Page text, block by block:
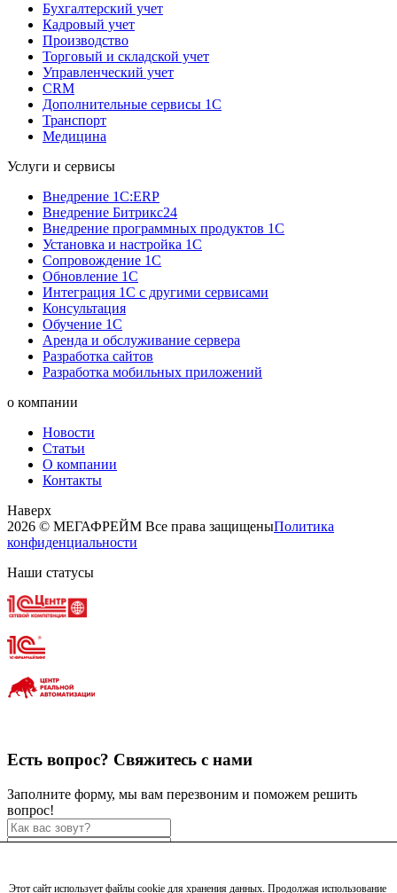
Бухгалтерский учет
Кадровый учет
Производство
Торговый и складской учет
Управленческий учет
CRM
Дополнительные сервисы 1С
Транспорт
Медицина
Услуги и сервисы
Внедрение 1С:ERP
Внедрение Битрикс24
Внедрение программных продуктов 1С
Установка и настройка 1С
Сопровождение 1С
Обновление 1С
Интеграция 1С с другими сервисами
Консультация
Обучение 1С
Аренда и обслуживание сервера
Разработка сайтов
Разработка мобильных приложений
о компании
Новости
Статьи
О компании
Контакты
Наверх
2026 © МЕГАФРЕЙМ Все права защищеныПолитика
конфиденциальности
Наши статусы
Есть вопрос? Свяжитесь с нами
Заполните форму, мы вам перезвоним и поможем решить
вопрос!
Этот сайт использует файлы cookie для хранения данных. Продолжая использование